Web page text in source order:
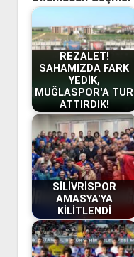
REZALET!
SAHAMIZDA FARK
YEDİK,
MUĞLASPOR'A TUR
ATTIRDIK!
SİLİVRİSPOR
AMASYA'YA
KİLİTLENDİ